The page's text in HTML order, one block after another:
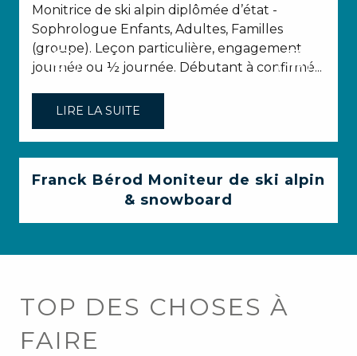
Monitrice de ski alpin diplômée d’état -
Sophrologue Enfants, Adultes, Familles
(groupe). Leçon particulière, engagement
journée ou ½ journée. Débutant à confirmé...
LIRE LA SUITE
Franck Bérod Moniteur de ski alpin
& snowboard
TOP DES CHOSES À
FAIRE